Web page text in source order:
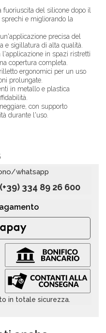
del silicone dopo il
e migliorando la
precisa del
e sigillatura di alta qualità.
l'applicazione in spazi ristretti
copertura completa.
ergonomici per un uso
prolungate.
in metallo e plastica
con supporto
durante l'uso.
whatsapp
(+39) 334 89 26 600
in totale sicurezza.